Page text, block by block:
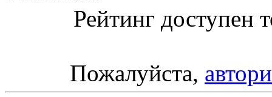
Рейтинг доступен
Пожалуйста,